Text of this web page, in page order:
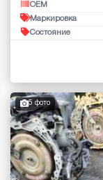
OEM
Маркировка
Состояние
5 фото